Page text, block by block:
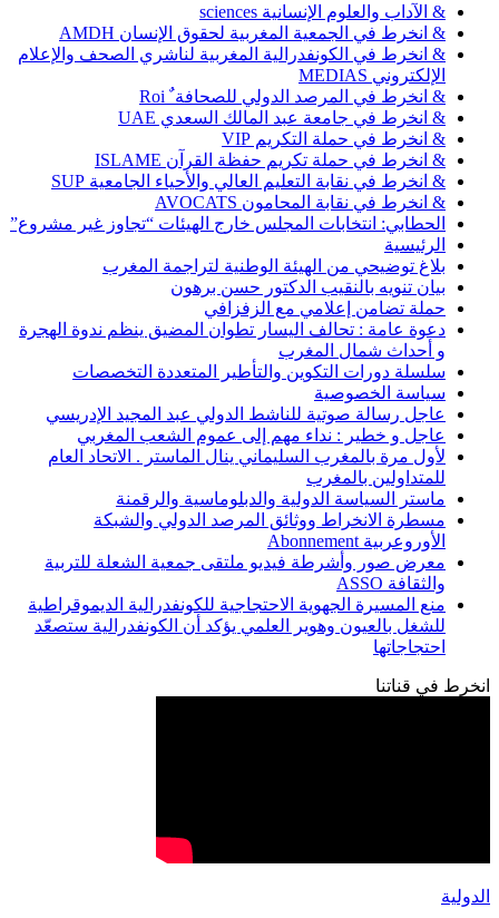
& الآداب والعلوم الإنسانية sciences
& انخرط في الجمعية المغربية لحقوق الإنسان AMDH
& انخرط في الكونفدرالية المغربية لناشري الصحف والإعلام
الإلكتروني MEDIAS
& انخرط في المرصد الدولي للصحافة ٌ Roi
& انخرط في جامعة عبد المالك السعدي UAE
& انخرط في حملة التكريم VIP
& انخرط في حملة تكريم حفظة القرآن ISLAME
& انخرط في نقابة التعليم العالي والأحياء الجامعية SUP
& انخرط في نقابة المحامون AVOCATS
الحطابي: انتخابات المجلس خارج الهيئات “تجاوز غير مشروع”
الرئيسية
بلاغ توضيحي من الهيئة الوطنية لتراجمة المغرب
بيان تنويه بالنقيب الدكتور حسن برهون
حملة تضامن إعلامي مع الزفزافي
دعوة عامة : تحالف اليسار تطوان المضيق ينظم ندوة الهجرة
و أحداث شمال المغرب
سلسلة دورات التكوين والتأطير المتعددة التخصصات
سياسة الخصوصية
عاجل رسالة صوتية للناشط الدولي عبد المجيد الإدريسي
عاجل و خطير : نداء مهم إلى عموم الشعب المغربي
لأول مرة بالمغرب السليماني ينال الماستر . الاتحاد العام
للمتداولين بالمغرب
ماستر السياسة الدولية والدبلوماسية والرقمنة
مسطرة الانخراط ووثائق المرصد الدولي والشبكة
الأوروعربية Abonnement
معرض صور وأشرطة فيديو ملتقى جمعية الشعلة للتربية
والثقافة ASSO
منع المسيرة الجهوية الاحتجاجية للكونفدرالية الديموقراطية
للشغل بالعيون وهوير العلمي يؤكد أن الكونفدرالية ستصعّد
احتجاجاتها
انخرط في قناتنا
الدولية